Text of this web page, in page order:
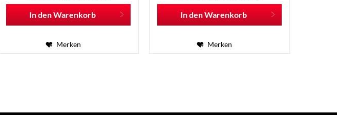
In denWarenkorb
Merken
In denWarenkorb
Merken